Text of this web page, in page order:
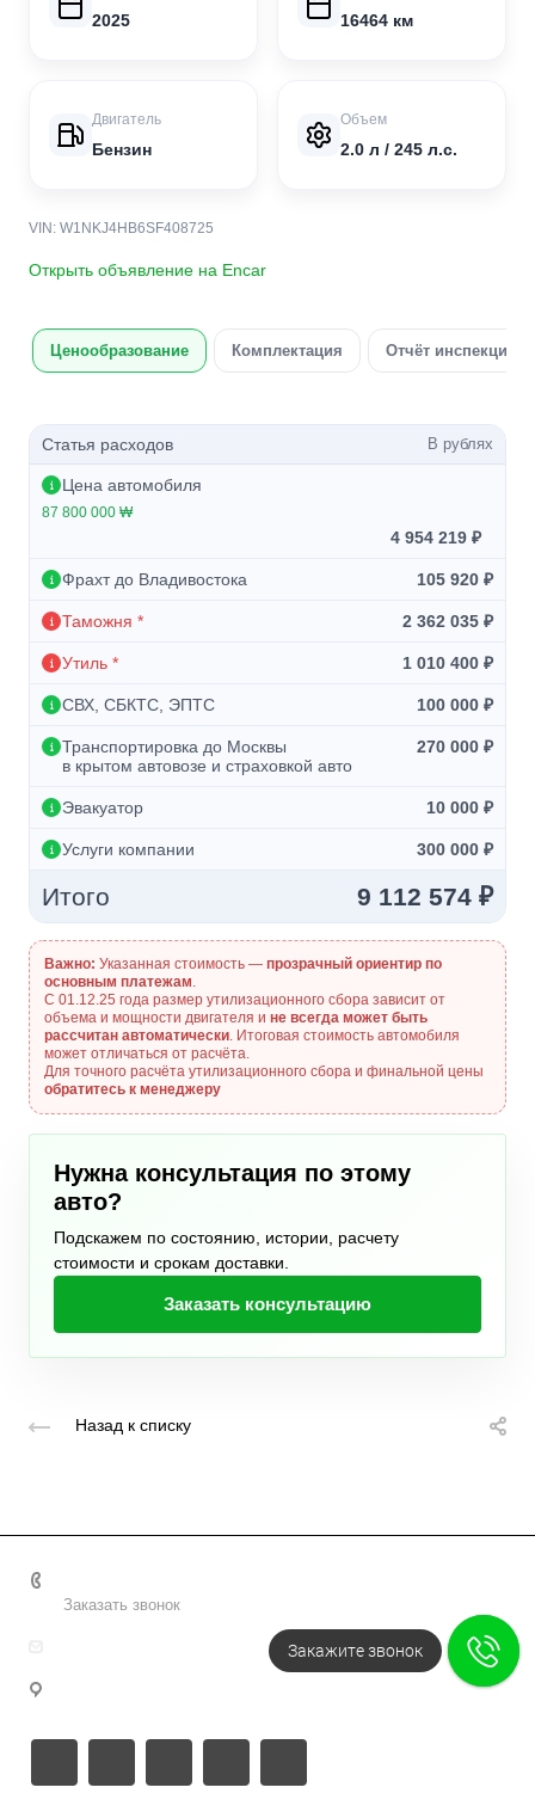
2025 16464 км
Двигатель
Бензин
Объем
2.0 л / 245 л.с.
VIN: W1NKJ4HB6SF408725
Открыть объявление на Encar
Ценообразование Комплектация Отчёт инспекции
Статья расходов В рублях
Цена автомобиля
87 800 000 ₩
4 954 219 ₽
Фрахт до Владивостока 105 920 ₽
Таможня * 2 362 035 ₽
Утиль * 1 010 400 ₽
СВХ, СБКТС, ЭПТС 100 000 ₽
Транспортировка до Москвы
в крытом автовозе и страховкой авто
270 000 ₽
Эвакуатор 10 000 ₽
Услуги компании 300 000 ₽
Итого 9 112 574 ₽
Важно: Указанная стоимость — прозрачный ориентир по
основным платежам.
С 01.12.25 года размер утилизационного сбора зависит от
объема и мощности двигателя и не всегда может быть
рассчитан автоматически. Итоговая стоимость автомобиля
может отличаться от расчёта.
Для точного расчёта утилизационного сбора и финальной цены
обратитесь к менеджеру
Нужна консультация по этому
авто?
Подскажем по состоянию, истории, расчету
стоимости и срокам доставки.
Заказать консультацию
Назад к списку
Заказать звонок
Закажите звонок